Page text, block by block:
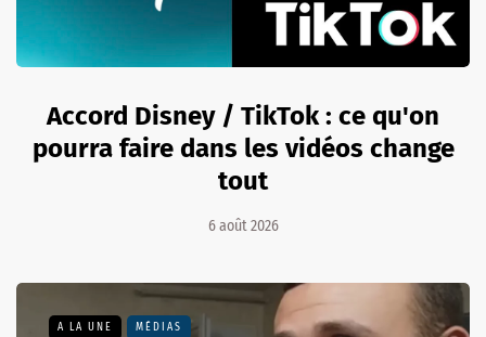
Accord Disney / TikTok : ce qu'on
pourra faire dans les vidéos change
tout
6 août 2026
A LA UNE MÉDIAS